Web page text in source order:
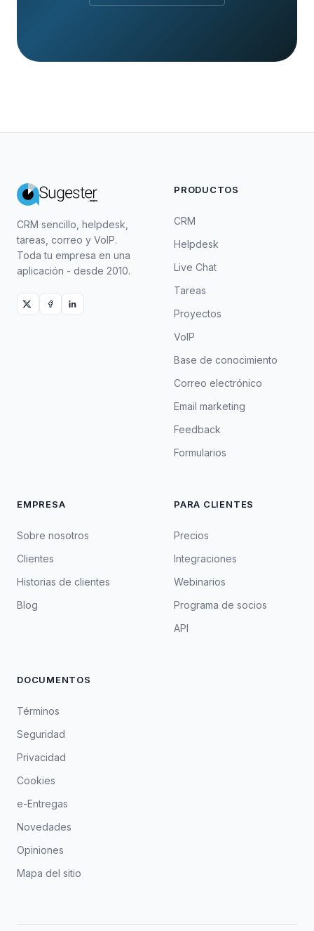
CRM sencillo, helpdesk,
tareas, correo y VoIP.
Toda tu empresa en una
aplicación - desde 2010.
PRODUCTOS
CRM
Helpdesk
Live Chat
Tareas
Proyectos
VoIP
Base de conocimiento
Correo electrónico
Email marketing
Feedback
Formularios
EMPRESA
Sobre nosotros
Clientes
Historias de clientes
Blog
PARA CLIENTES
Precios
Integraciones
Webinarios
Programa de socios
API
DOCUMENTOS
Términos
Seguridad
Privacidad
Cookies
e-Entregas
Novedades
Opiniones
Mapa del sitio